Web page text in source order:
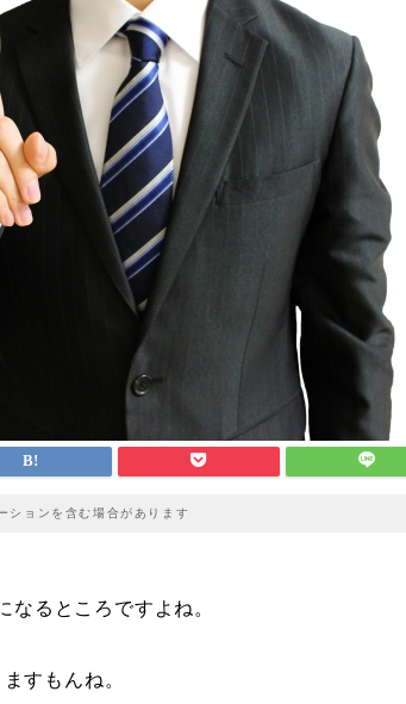
ションを含む場合があります
なるところですよね。
すもんね。